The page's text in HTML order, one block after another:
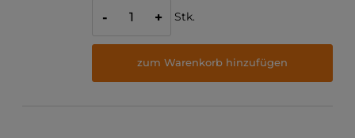
- + Stk.
zum Warenkorb hinzufügen